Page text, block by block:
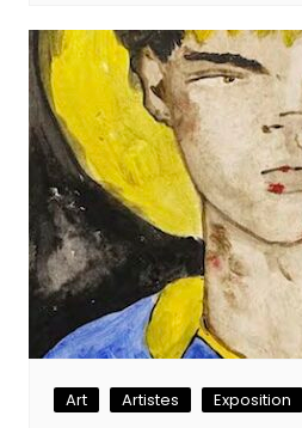
Art Artistes Exposition